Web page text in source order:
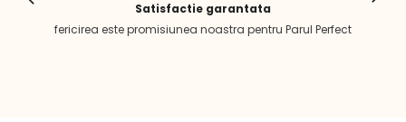
Satisfactie garantata
fericirea este promisiunea noastra pentru Parul Perfect